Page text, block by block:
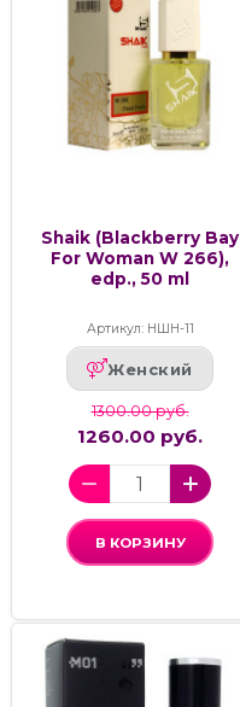
Shaik (Blackberry Bay
For Woman W 266),
edp., 50 ml
Артикул: НШН-11
Женский
1300.00 руб.
1260.00 руб.
В КОРЗИНУ